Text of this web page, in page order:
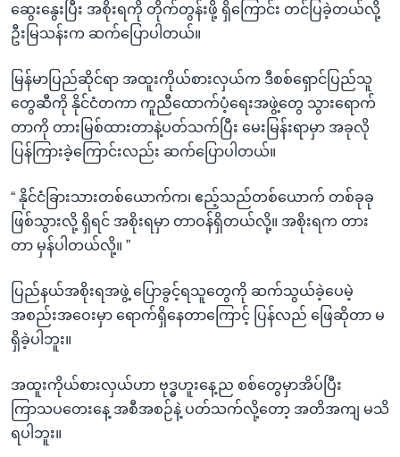
ဆွေးနွေးပြီး အစိုးရကို တိုက်တွန်းဖို့ ရှိကြောင်း တင်ပြခဲ့တယ်လို့
ဦးမြသန်းက ဆက်ပြောပါတယ်။
မြန်မာပြည်ဆိုင်ရာ အထူးကိုယ်စားလှယ်က ဒီစစ်ရှောင်ပြည်သူ
တွေဆီကို နိုင်ငံတကာ ကူညီထောက်ပံ့ရေးအဖွဲ့တွေ သွားရောက်
တာကို တားမြစ်ထားတာနဲ့ပတ်သက်ပြီး မေးမြန်းရာမှာ အခုလို
ပြန်ကြားခဲ့ကြောင်းလည်း ဆက်ပြောပါတယ်။
“ နိုင်ငံခြားသားတစ်ယောက်က၊ ဧည့်သည်တစ်ယောက် တစ်ခုခု
ဖြစ်သွားလို့ ရှိရင် အစိုးရမှာ တာဝန်ရှိတယ်လို့။ အစိုးရက တား
တာ မှန်ပါတယ်လို့။ ”
ပြည်နယ်အစိုးရအဖွဲ့ ပြောခွင့်ရသူတွေကို ဆက်သွယ်ခဲ့ပေမဲ့
အစည်းအဝေးမှာ ရောက်ရှိနေတာကြောင့် ပြန်လည် ဖြေဆိုတာ မ
ရှိခဲ့ပါဘူး။
အထူးကိုယ်စားလှယ်ဟာ ဗုဒ္ဓဟူးနေ့ည စစ်တွေမှာအိပ်ပြီး
ကြာသပတေးနေ့ အစီအစဉ်နဲ့ ပတ်သက်လို့တော့ အတိအကျ မသိ
ရပါဘူး။